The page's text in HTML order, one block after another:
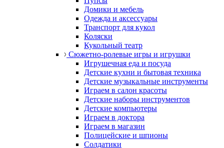
Домики и мебель
Одежда и аксессуары
Транспорт для кукол
Коляски
Кукольный театр
Сюжетно-ролевые игры и игрушки
Игрушечная еда и посуда
Детские кухни и бытовая техника
Детские музыкальные инструменты
Играем в салон красоты
Детские наборы инструментов
Детские компьютеры
Играем в доктора
Играем в магазин
Полицейские и шпионы
Солдатики